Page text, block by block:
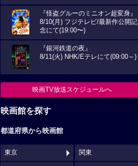
『怪盗グルーのミニオン超変身』
8/10(月) フジテレビ/最新作公開記
念にて(19:00〜)
『銀河鉄道の夜』
8/11(火) NHK/Eテレにて(09:00～)
映画TV放送スケジュールへ
映画館を探す
都道府県から映画館
東京 関東